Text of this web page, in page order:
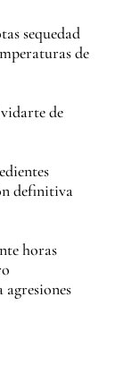
sequedad
de
de
definitiva
horas